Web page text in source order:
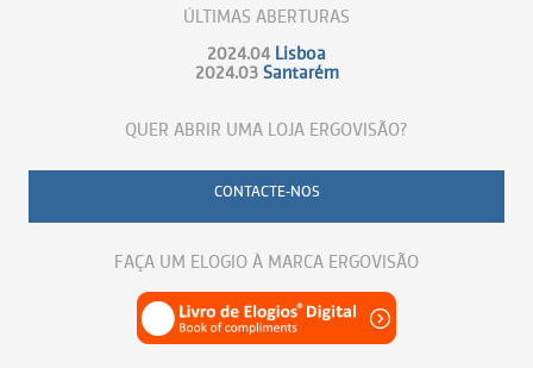
ÚLTIMAS ABERTURAS
2024.04 Lisboa
2024.03 Santarém
QUER ABRIR UMA LOJA ERGOVISÃO?
CONTACTE-NOS
FAÇA UM ELOGIO À MARCA ERGOVISÃO